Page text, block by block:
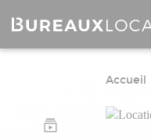
Accueil